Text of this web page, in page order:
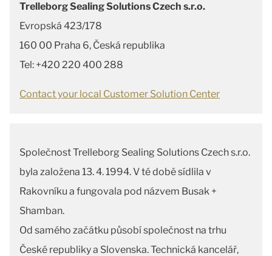
Trelleborg Sealing Solutions Czech s.r.o.
Evropská 423/178
160 00 Praha 6, Česká republika
Tel: +420 220 400 288
Contact your local Customer Solution Center
Společnost Trelleborg Sealing Solutions Czech s.r.o.
byla založena 13. 4. 1994. V té době sídlila v
Rakovníku a fungovala pod názvem Busak +
Shamban.
Od samého začátku působí společnost na trhu
České republiky a Slovenska. Technická kancelář,